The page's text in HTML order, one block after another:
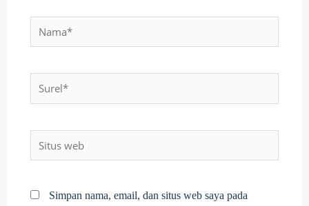
Simpan nama, email, dan situs web saya pada